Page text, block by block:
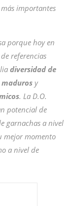
importantes
porque hoy en
referencias
diversidad de
y
. La D.O.
potencial de
garnachas a nivel
mejor momento
a nivel de